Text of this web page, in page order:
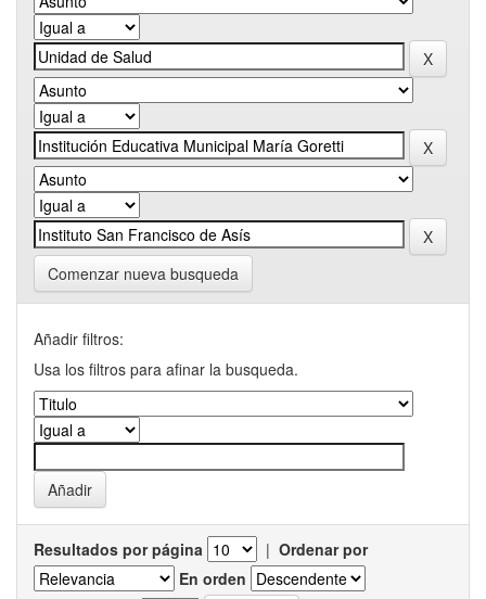
Comenzar nueva busqueda
Añadir filtros:
Usa los filtros para afinar la busqueda.
Resultados por página | Ordenar por
En orden